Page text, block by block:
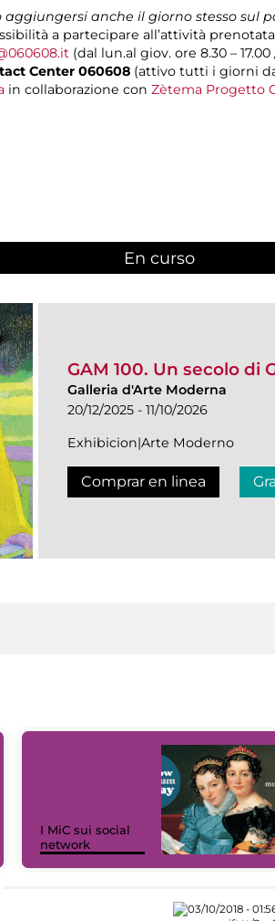
anche il giorno stesso sul
a partecipare all’attività
(dal lun.al giov. ore 8.30 – 17.00
Center 060608 (attivo tutti i giorni
in collaborazione con Zètema Progetto
En curso
GAM 100. Un secolo di
Galleria d'Arte Moderna
20/12/2025 - 11/10/2026
Exhibicion|Arte Moderno
Comprar en linea
I MiC sui social
network